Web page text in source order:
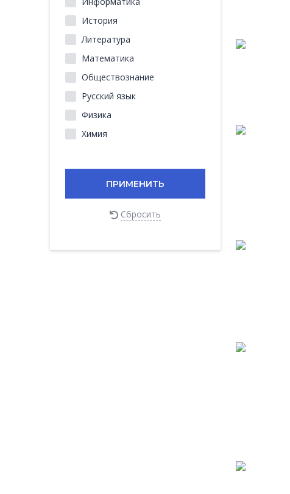
История
Литература
Математика
Обществознание
Русский язык
Физика
Химия
ПРИМЕНИТЬ
Сбросить